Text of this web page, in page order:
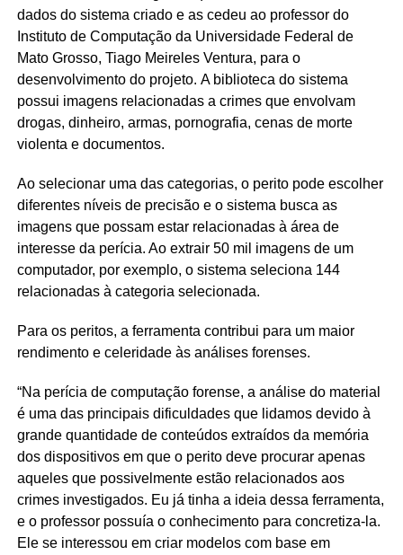
dados do sistema criado e as cedeu ao professor do
Instituto de Computação da Universidade Federal de
Mato Grosso, Tiago Meireles Ventura, para o
desenvolvimento do projeto. A biblioteca do sistema
possui imagens relacionadas a crimes que envolvam
drogas, dinheiro, armas, pornografia, cenas de morte
violenta e documentos.
Ao selecionar uma das categorias, o perito pode escolher
diferentes níveis de precisão e o sistema busca as
imagens que possam estar relacionadas à área de
interesse da perícia. Ao extrair 50 mil imagens de um
computador, por exemplo, o sistema seleciona 144
relacionadas à categoria selecionada.
Para os peritos, a ferramenta contribui para um maior
rendimento e celeridade às análises forenses.
“Na perícia de computação forense, a análise do material
é uma das principais dificuldades que lidamos devido à
grande quantidade de conteúdos extraídos da memória
dos dispositivos em que o perito deve procurar apenas
aqueles que possivelmente estão relacionados aos
crimes investigados. Eu já tinha a ideia dessa ferramenta,
e o professor possuía o conhecimento para concretiza-la.
Ele se interessou em criar modelos com base em